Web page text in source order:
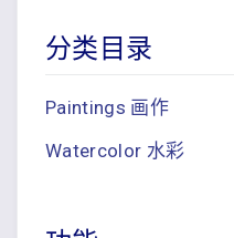
分类目录
Paintings 画作
Watercolor 水彩